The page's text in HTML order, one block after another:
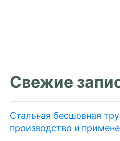
Свежие
Стальная бесшовная
производство и